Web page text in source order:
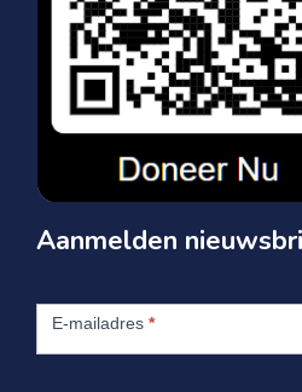
Aanmelden
nieuwsbrief
E-mailadres *